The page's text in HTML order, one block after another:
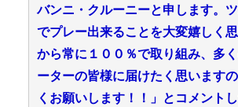
バンニ・クルーニーと申します。
でプレー出来ることを大変嬉しく
から常に１００％で取り組み、多
ーターの皆様に届けたく思います
くお願いします！！」とコメントし